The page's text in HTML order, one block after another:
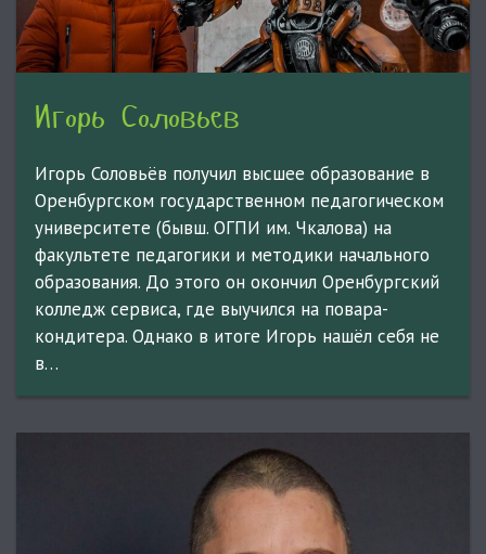
Игорь Соловьев
Игорь Соловьёв получил высшее образование в
Оренбургском государственном педагогическом
университете (бывш. ОГПИ им. Чкалова) на
факультете педагогики и методики начального
образования. До этого он окончил Оренбургский
колледж сервиса, где выучился на повара-
кондитера. Однако в итоге Игорь нашёл себя не
в…